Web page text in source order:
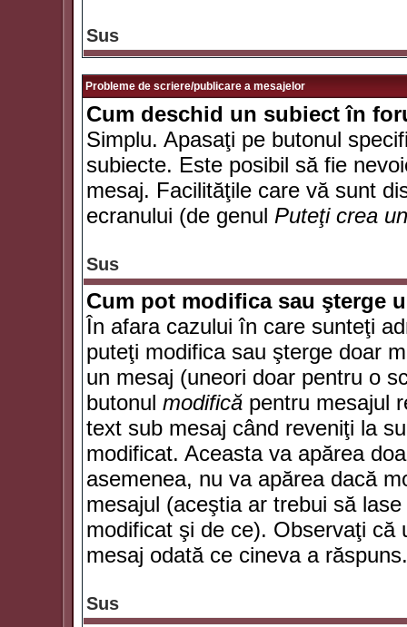
Sus
Probleme de scriere/publicare a mesajelor
Cum deschid un subiect în
Simplu. Apasaţi pe butonul
subiecte. Este posibil să fie
mesaj. Facilităţile care vă sunt
ecranului (de genul Puteţi crea
Sus
Cum pot modifica sau şterge
În afara cazului în care sunteţi
puteţi modifica sau şterge doar
un mesaj (uneori doar pentru o
butonul modifică pentru mesajul
text sub mesaj când reveniţi la
modificat. Aceasta va apărea
asemenea, nu va apărea dacă
mesajul (aceştia ar trebui să
modificat şi de ce). Observaţi că
mesaj odată ce cineva a răspuns.
Sus